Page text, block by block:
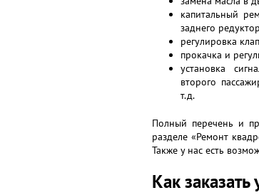
капитальный
заднего
регулировка
прокачка и
установка
второго
т.д.
Полный перечень и
разделе «Ремонт
Также у нас есть
Как заказать